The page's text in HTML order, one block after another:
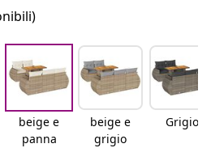
beige e
panna
beige e
grigio
Grigio